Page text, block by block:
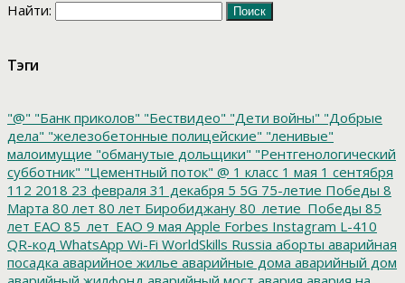
Найти:
Тэги
"@" "Банк приколов" "Бествидео" "Дети войны" "Добрые
дела" "железобетонные полицейские" "ленивые"
малоимущие "обманутые дольщики" "Рентгенологический
субботник" "Цементный поток" @ 1 класс 1 мая 1 сентября
112 2018 23 февраля 31 декабря 5 5G 75-летие Победы 8
Марта 80 лет 80 лет Биробиджану 80_летие_Победы 85
лет ЕАО 85_лет_ЕАО 9 мая Apple Forbes Instagram L-410
QR-код WhatsApp Wi-Fi WorldSkills Russia аборты аварийная
посадка аварийное жилье аварийные дома аварийный дом